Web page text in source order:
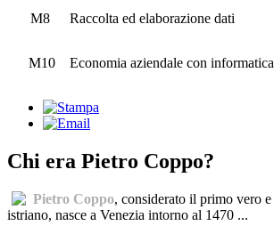
M8 Raccolta ed elaborazione dati
M10 Economia aziendale con informatica
Chi era Pietro Coppo?
Pietro Coppo, considerato il primo vero
istriano, nasce a Venezia intorno al 1470 ...